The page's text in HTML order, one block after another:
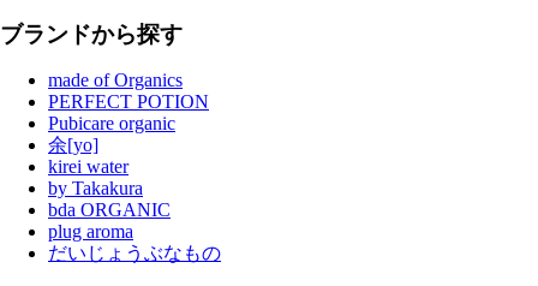
ブランドから探す
made of Organics
PERFECT POTION
Pubicare organic
余[yo]
kirei water
by Takakura
bda ORGANIC
plug aroma
だいじょうぶなもの